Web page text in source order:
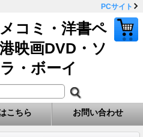
PCサイト
コミ・洋書ペ
映画DVD・ソ
・ボーイ
こちら お問い合わせ